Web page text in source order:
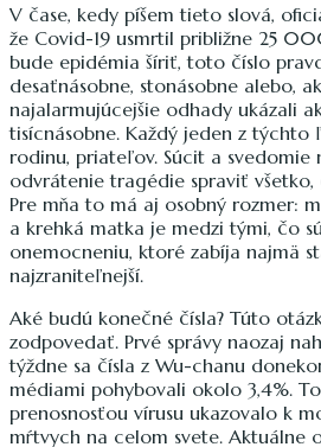
V čase, kedy píšem tieto slová,
že Covid-19 usmrtil približne 25
bude epidémia šíriť, toto číslo
desaťnásobne, stonásobne alebo,
najalarmujúcejšie odhady ukázali
tisícnásobne. Každý jeden z týchto
rodinu, priateľov. Súcit a svedomie
odvrátenie tragédie spraviť všetko,
Pre mňa to má aj osobný rozmer:
a krehká matka je medzi tými, čo
onemocneniu, ktoré zabíja najmä
najzraniteľnejší.
Aké budú konečné čísla? Túto
zodpovedať. Prvé správy naozaj
týždne sa čísla z Wu-chanu
médiami pohybovali okolo 3,4%.
prenosnosťou vírusu ukazovalo k
mŕtvych na celom svete. Aktuálne